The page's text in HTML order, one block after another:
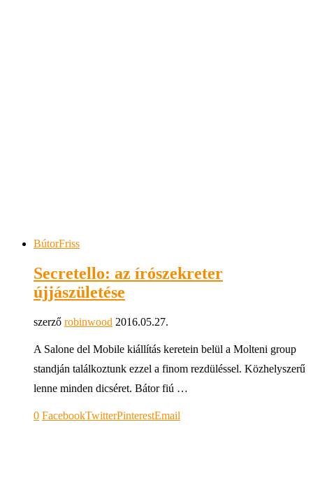
BútorFriss
Secretello: az írószekreter
újjászületése
szerző robinwood 2016.05.27.
A Salone del Mobile kiállítás keretein belül a Molteni group
standján találkoztunk ezzel a finom rezdüléssel. Közhelyszerű
lenne minden dicséret. Bátor fiú …
0 FacebookTwitterPinterestEmail